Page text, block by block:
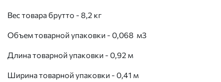
Вес товара брутто - 8,2 кг
Объем товарной упаковки - 0,068 м3
Длина товарной упаковки - 0,92 м
Ширина товарной упаковки - 0,41 м